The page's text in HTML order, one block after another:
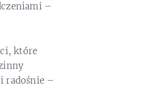
–
które
radośnie –